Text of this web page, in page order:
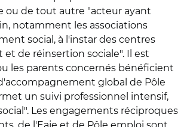
ou de tout autre "acteur ayant
notamment les associations
social, à l'instar des centres
de réinsertion sociale". Il est
les parents concernés bénéficient
global de Pôle
un suivi professionnel intensif,
Les engagements réciproques